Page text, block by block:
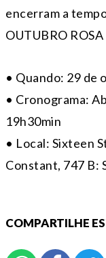
encerram a
OUTUBRO ROSA
• Quando: 29 de
• Cronograma:
19h30min
• Local: Sixteen
Constant, 747 B:
COMPARTILHE